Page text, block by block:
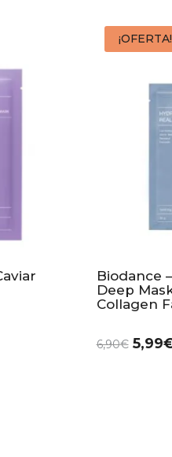
¡OFERTA!
Biodance
Deep
Collagen
6,90€ 5,99